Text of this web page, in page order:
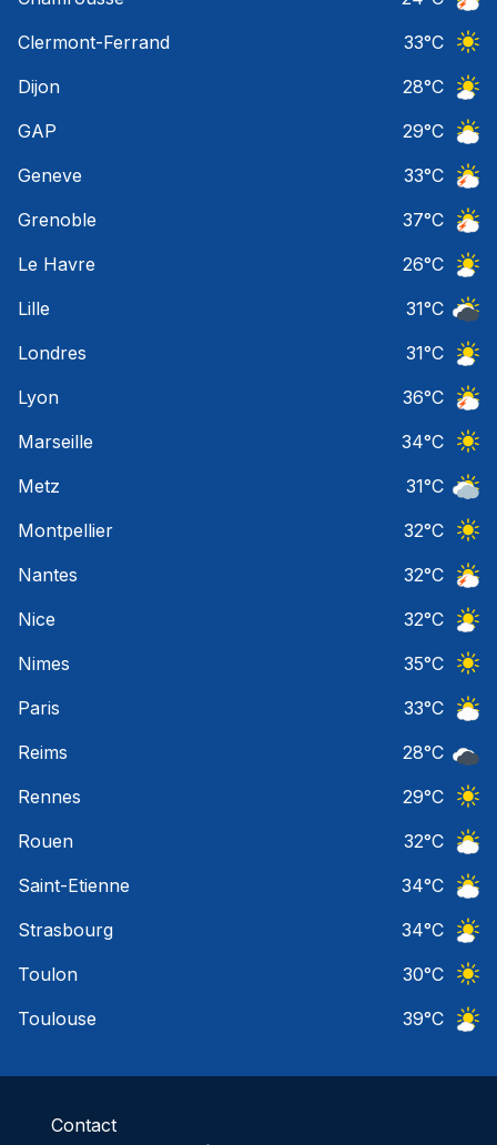
Clermont-Ferrand
33°C
Dijon
28°C
GAP
29°C
Geneve
33°C
Grenoble
37°C
Le Havre
26°C
Lille
31°C
Londres
31°C
Lyon
36°C
Marseille
34°C
Metz
31°C
Montpellier
32°C
Nantes
32°C
Nice
32°C
Nimes
35°C
Paris
33°C
Reims
28°C
Rennes
29°C
Rouen
32°C
Saint-Etienne
34°C
Strasbourg
34°C
Toulon
30°C
Toulouse
39°C
Contact